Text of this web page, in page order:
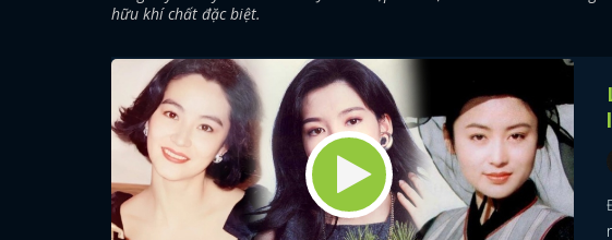
hữu khí chất đặc biệt.